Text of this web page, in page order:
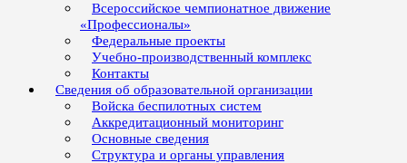
Всероссийское чемпионатное движение
«Профессионалы»
Федеральные проекты
Учебно-производственный комплекс
Контакты
Сведения об образовательной организации
Войска беспилотных систем
Аккредитационный мониторинг
Основные сведения
Структура и органы управления